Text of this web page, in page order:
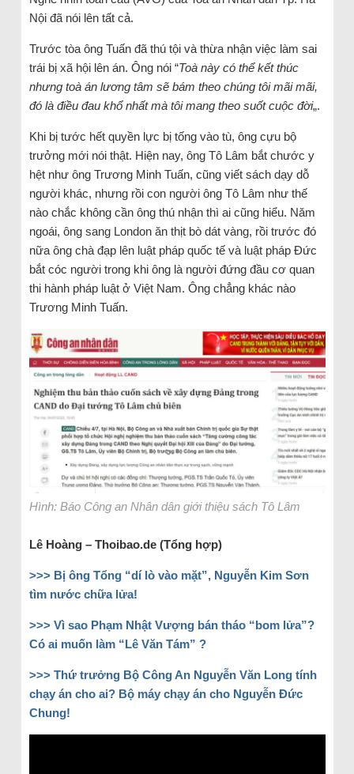
Nội đã nói lên tất cả.
Trước tòa ông Tuấn đã thú tội và thừa nhận việc làm sai
trái bị xã hội lên án. Ông nói “Toà này có thể kết thúc
nhưng toà án lương tâm sẽ bám theo chúng tôi mãi mãi,
đó là điều đau khổ nhất mà tôi mang theo suốt cuộc đời„.
Khi bị tước hết quyền lực bị tống vào tù, ông cựu bộ
trưởng mới nói thật. Hiện nay, ông Tô Lâm bắt chước y
hệt như ông Trương Minh Tuấn, cũng viết sách dạy dỗ
người khác, nhưng rồi con người ông Tô Lâm như thế
nào chắc không cần ông thú nhận thì ai cũng hiểu. Năm
ngoái, ông sang London ăn thịt bò dát vàng, rồi trước đó
nữa ông chà đạp lên luật pháp quốc tế và luật pháp Đức
bắt cóc người trong khi ông là người đứng đầu cơ quan
thi hành pháp luật ở Việt Nam. Ông chẳng khác nào
Trương Minh Tuấn.
Hình: Báo Công an Nhân dân giới thiệu sách Tô Lâm
Lê Hoàng – Thoibao.de (Tổng hợp)
>>> Bị ông Tổng “dí lò vào mặt”, Nguyễn Kim Sơn
tìm nước chữa lửa!
>>> Vì sao Phạm Nhật Vượng bán tháo “bom lửa”?
Có ai muốn làm “Lê Văn Tám” ?
>>> Thứ trưởng Bộ Công An Nguyễn Văn Long tính
chạy án cho ai? Bộ máy chạy án cho Nguyễn Đức
Chung!